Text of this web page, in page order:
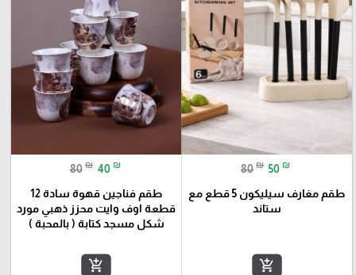
80 ₪ 50 ₪
طقم مغارف سيليكون 5 قطع مع
ستاند
add_shopping_cart
80 ₪ 40 ₪
طقم فناجين قهوة سادة 12
قطعة اوف وايت محزز ذهبي مورد
شكل مسجد كتابة ( بالمحبة )
add_shopping_cart